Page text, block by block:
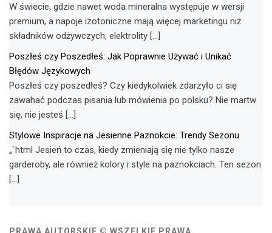
W świecie, gdzie nawet woda mineralna występuje w wersji
premium, a napoje izotoniczne mają więcej marketingu niż
składników odżywczych, elektrolity […]
Poszłeś czy Poszedłeś: Jak Poprawnie Używać i Unikać
Błędów Językowych
Poszłeś czy poszedłeś? Czy kiedykolwiek zdarzyło ci się
zawahać podczas pisania lub mówienia po polsku? Nie martw
się, nie jesteś […]
Stylowe Inspiracje na Jesienne Paznokcie: Trendy Sezonu
„`html Jesień to czas, kiedy zmieniają się nie tylko nasze
garderoby, ale również kolory i style na paznokciach. Ten sezon
[…]